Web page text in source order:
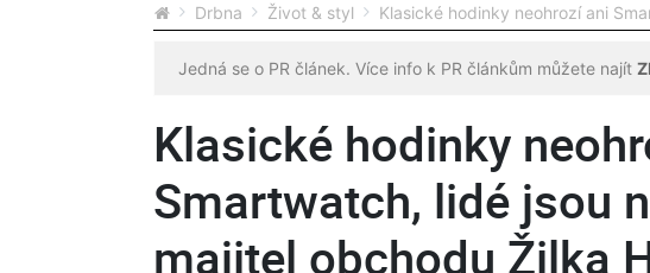
Drbna Život & styl Klasické hodinky neohrozí ani
Jedná se o PR článek. Více info k PR článkům můžete najít
Klasické hodinky
Smartwatch, lidé jsou
majitel obchodu Žilka